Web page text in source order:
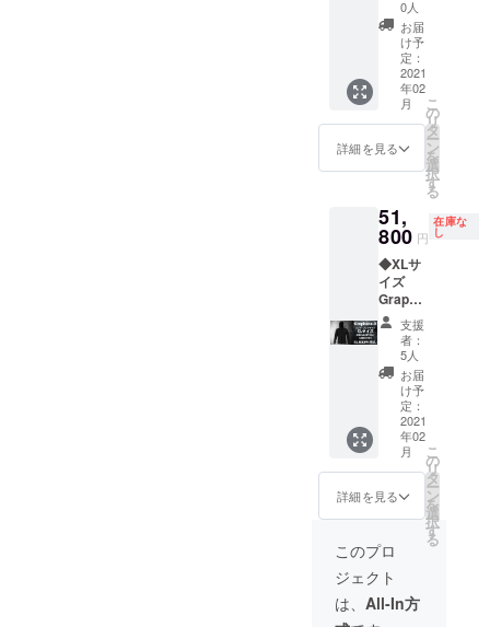
つきま
しては
予告な
く変更
になる
場合が
ござい
ご了承
くださ
ような
支援者
様都合
により
再配送
または
転送と
なった
際は、
着払い
での配
送とな
ります
ので、
予めご
さい。
・受け
かった
・入力
した住
所に誤
りが
ことが
ござい
ますの
であら
かじめ
ご了承
くださ
い。 ※
価格は
※配送時
期：
2020年
2月予定
・一部
のデザ
イン、
仕様に
つきま
しては
予告な
く変更
になる
場合が
ござい
ご了承
くださ
以下の
ような
支援者
様都合
交換が1
度まで
可能で
かじめ
サイズ
交換用
の在庫
を確保
が一足
りなく
なった
場合に
交換ま
でにお
時間を
要する
ことが
ござい
ますの
であら
かじめ
ご了承
くださ
い。 ※
価格は
込です
期：
2020年
2月予定
ケット
１着 ※
サイズ
交換が1
度まで
可能で
す あら
かじめ
サイズ
交換用
を確保
してお
ります
が、万
が一足
りなく
なった
場合に
交換ま
でにお
時間を
要する
ことが
ござい
ますの
であら
かじめ
い。 ※
価格は
送料・
消費税
込です
0人
お届
け予
定：
2021
年02
月
詳細を見る
こ
の
リ
タ
ー
ン
を
選
択
す
る
51,
800 円
在庫な
し
◆XLサ
イズ
Graphe
ne-X α
シリー
ズジャ
ケット
１着 少
し大き
めの作
りと
なって
おりま
すの
で、普
段着て
いるも
のの一
つ下の
サイズ
をオス
支援
者：
5人
お届
け予
定：
2021
年02
月
詳細を見る
こ
の
リ
タ
ー
ン
を
選
択
す
る
このプロ
ジェクト
は、 All-In方